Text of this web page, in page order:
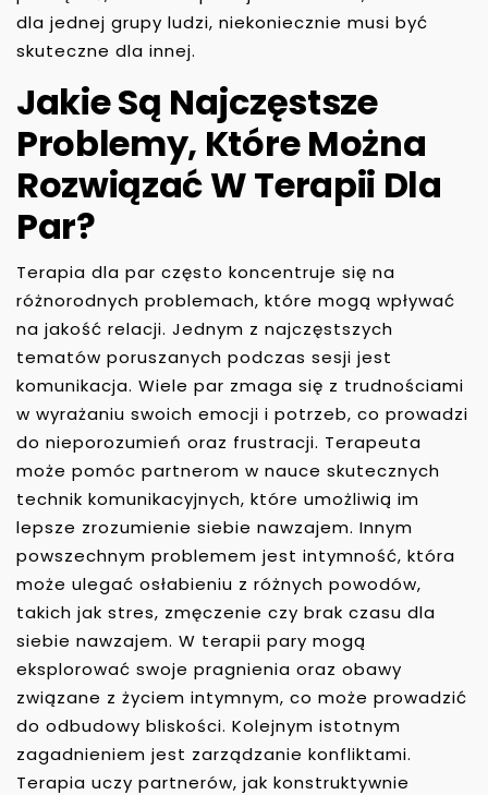
dla jednej grupy ludzi, niekoniecznie musi być
skuteczne dla innej.
Jakie Są Najczęstsze
Problemy, Które Można
Rozwiązać W Terapii Dla
Par?
Terapia dla par często koncentruje się na
różnorodnych problemach, które mogą wpływać
na jakość relacji. Jednym z najczęstszych
tematów poruszanych podczas sesji jest
komunikacja. Wiele par zmaga się z trudnościami
w wyrażaniu swoich emocji i potrzeb, co prowadzi
do nieporozumień oraz frustracji. Terapeuta
może pomóc partnerom w nauce skutecznych
technik komunikacyjnych, które umożliwią im
lepsze zrozumienie siebie nawzajem. Innym
powszechnym problemem jest intymność, która
może ulegać osłabieniu z różnych powodów,
takich jak stres, zmęczenie czy brak czasu dla
siebie nawzajem. W terapii pary mogą
eksplorować swoje pragnienia oraz obawy
związane z życiem intymnym, co może prowadzić
do odbudowy bliskości. Kolejnym istotnym
zagadnieniem jest zarządzanie konfliktami.
Terapia uczy partnerów, jak konstruktywnie